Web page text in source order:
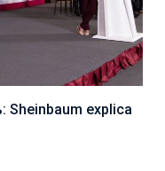
Sheinbaum explica